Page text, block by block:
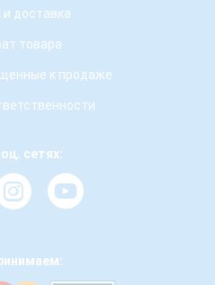
доставка
товара
к продаже
сетях: